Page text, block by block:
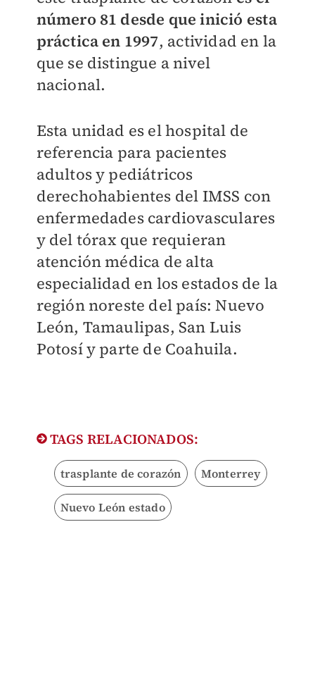
número 81 desde que inició esta
práctica en 1997, actividad en la
que se distingue a nivel
nacional.
Esta unidad es el hospital de
referencia para pacientes
adultos y pediátricos
derechohabientes del IMSS con
enfermedades cardiovasculares
y del tórax que requieran
atención médica de alta
especialidad en los estados de la
región noreste del país: Nuevo
León, Tamaulipas, San Luis
Potosí y parte de Coahuila.
TAGS RELACIONADOS:
trasplante de corazón Monterrey
Nuevo León estado